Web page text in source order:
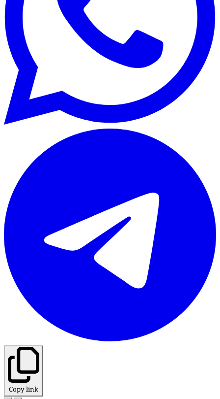
Copy link